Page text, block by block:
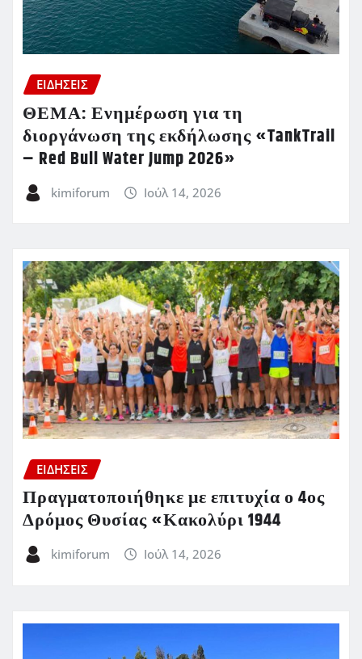
ΕΙΔΗΣΕΙΣ
ΘΕΜΑ: Ενημέρωση για τη
διοργάνωση της εκδήλωσης «TankTrail
– Red Bull Water Jump 2026»
kimiforum Ιούλ 14, 2026
ΕΙΔΗΣΕΙΣ
Πραγματοποιήθηκε με επιτυχία ο 4ος
Δρόμος Θυσίας «Κακολύρι 1944
kimiforum Ιούλ 14, 2026